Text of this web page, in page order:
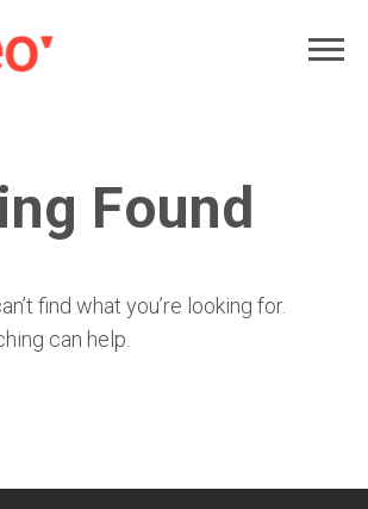
Found
find what you’re looking for.
can help.